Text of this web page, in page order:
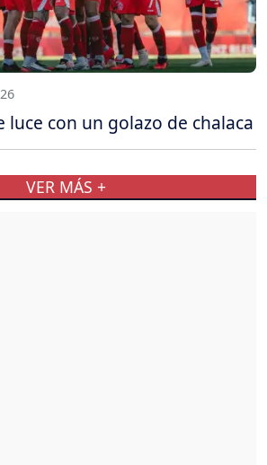
luce con un golazo de chalaca
VER MÁS +